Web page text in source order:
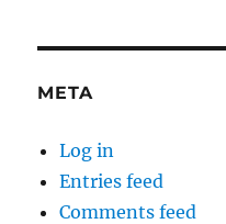
META
Log in
Entries feed
Comments feed